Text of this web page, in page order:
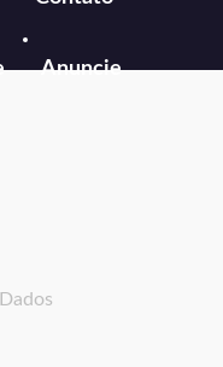
Anuncie
Dados